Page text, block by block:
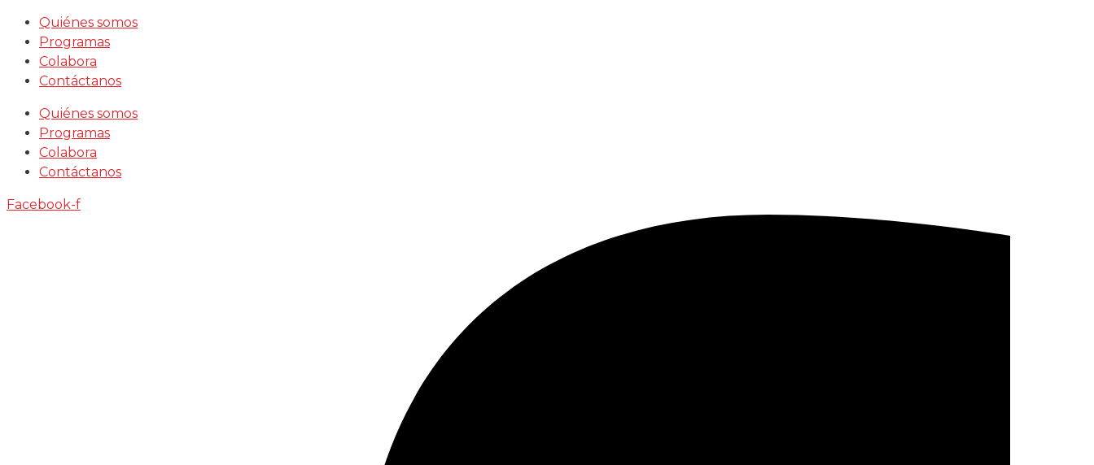
Saltar
contenido
Quiénes somos
Programas
Colabora
Contáctanos
Quiénes somos
Programas
Colabora
Contáctanos
Facebook-f